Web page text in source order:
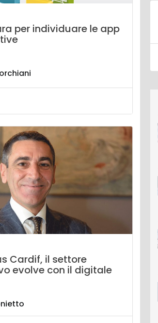
per individuare le app
Cardif, il settore
evolve con il digitale